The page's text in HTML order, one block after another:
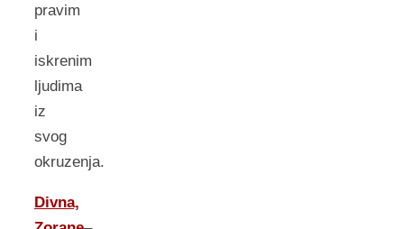
pravim
i
iskrenim
ljudima
iz
svog
okruzenja.
Divna,